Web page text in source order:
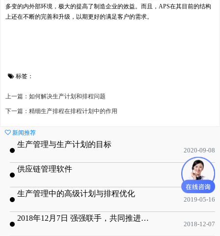
多变的内外部环境，极大的提高了制造企业的效益。而且，APS在其目前的结构
上还在不断的完善和升级，以期更好的满足客户的需求。
标签：
上一篇：如何解决生产计划和排程问题
下一篇：精细生产排程在排程计划中的作用
新闻推荐
生产管理与生产计划的目标
2020-09-08
供应链管理软件
2020-01-19
生产管理中的高级计划与排程优化
2019-05-16
2018年12月7日 强强联手，共同推进电子器件领域APS应用典范 风华高科生产自动化工业互联网应用项目-APS项目启动会
2018-12-07